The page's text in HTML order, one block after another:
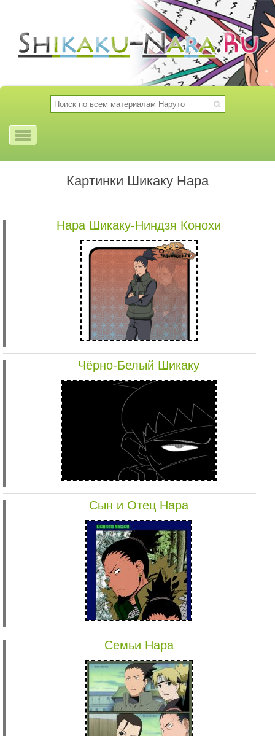
Картинки Шикаку Нара
Нара Шикаку-Ниндзя Конохи
Чёрно-Белый Шикаку
Сын и Отец Нара
Семьи Нара